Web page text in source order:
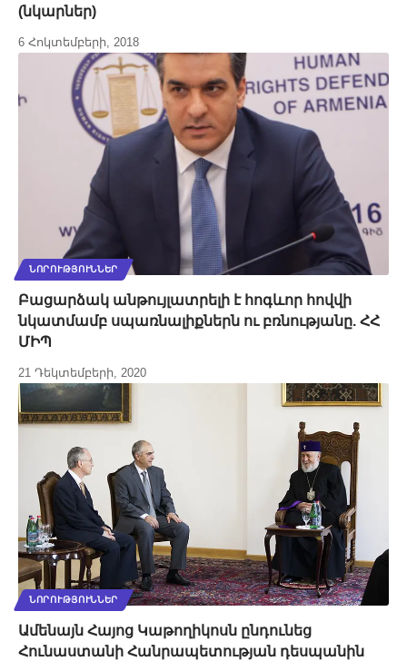
(նկարներ)
6 Հոկտեմբերի, 2018
ՆՈՐՈՒԹՅՈՒՆՆԵՐ
Բացարձակ անթույլատրելի է հոգևոր հովվի
նկատմամբ սպառնալիքներն ու բռնությանը. ՀՀ
ՄԻՊ
21 Դեկտեմբերի, 2020
ՆՈՐՈՒԹՅՈՒՆՆԵՐ
Ամենայն Հայոց Կաթողիկոսն ընդունեց
Հունաստանի Հանրապետության դեսպանին